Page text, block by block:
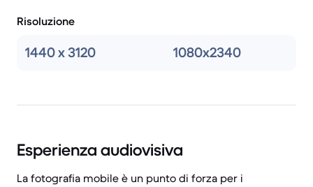
Risoluzione
1440 x 3120 1080x2340
Esperienza audiovisiva
La fotografia mobile è un punto di forza per i